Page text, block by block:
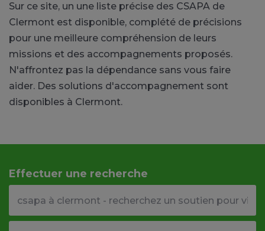
Sur ce site, un une liste précise des CSAPA de
Clermont est disponible, complété de précisions
pour une meilleure compréhension de leurs
missions et des accompagnements proposés.
N'affrontez pas la dépendance sans vous faire
aider. Des solutions d'accompagnement sont
disponibles à Clermont.
Effectuer une recherche